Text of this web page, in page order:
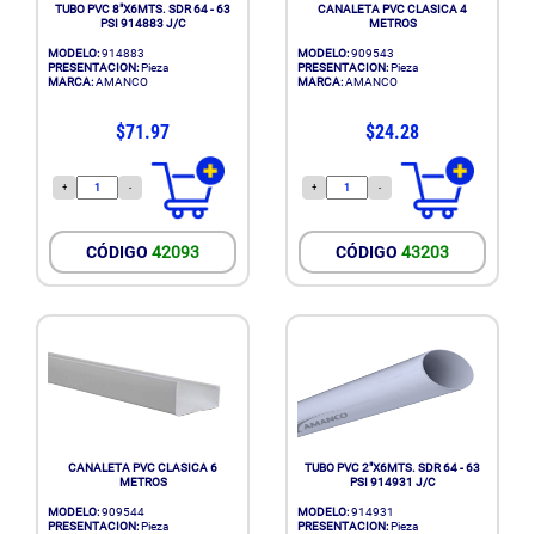
TUBO PVC 8"X6MTS. SDR 64 - 63
PSI 914883 J/C
MODELO:914883
PRESENTACION:Pieza
MARCA:AMANCO
$71.97
+ -
CÓDIGO 42093
CANALETA PVC CLASICA 4
METROS
MODELO:909543
PRESENTACION:Pieza
MARCA:AMANCO
$24.28
+ -
CÓDIGO 43203
CANALETA PVC CLASICA 6
METROS
MODELO:909544
PRESENTACION:Pieza
TUBO PVC 2"X6MTS. SDR 64 - 63
PSI 914931 J/C
MODELO:914931
PRESENTACION:Pieza